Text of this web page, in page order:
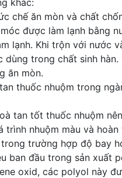
khác:
chế ăn mòn và chất
được làm lạnh bằng
lạnh. Khi trộn với nước
dùng trong chất sinh hàn.
ăn mòn.
thuốc nhuộm trong
tan tốt thuốc nhuộm
trình nhuộm màu và hoàn
trường hợp độ bay
ban đầu trong sản xuất
oxid, các polyol này